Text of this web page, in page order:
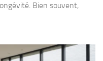
Bien souvent,